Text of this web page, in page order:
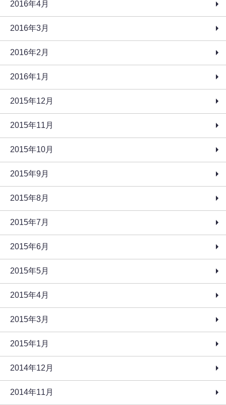
2016年4月
2016年3月
2016年2月
2016年1月
2015年12月
2015年11月
2015年10月
2015年9月
2015年8月
2015年7月
2015年6月
2015年5月
2015年4月
2015年3月
2015年1月
2014年12月
2014年11月